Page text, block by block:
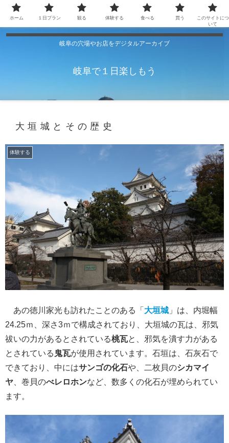
岐阜の穴場やお店をデジタルアーカイブ
岐阜で１日楽しもう
大垣城とその歴史
体験する
あの徳川家光も訪れたことのある「 大垣城 」は、内堀幅
24.25ｍ、深さ3ｍで構成されており、大垣城の瓦は、邪気
祓いの力があるとされている桃瓦と、邪気を潰す力がある
とされている 鬼瓦が使用されています。石垣は、石灰石で
できており、中にはサンゴの化石や、二枚貝のシカマイ
ヤ 、巻貝のべレロホンなど、数多くの化石が埋められてい
ます。
ホーム １日プラン 観る 体験する 食べる 買う
このサイトにつ
いて